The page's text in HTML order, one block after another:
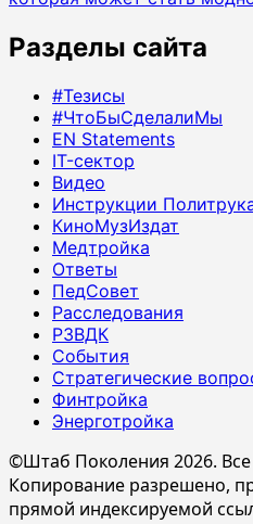
Разделы сайта
#Тезисы
#ЧтоБыСделалиМы
EN Statements
IT-сектор
Видео
Инструкции
КиноМузИздат
Медтройка
Ответы
ПедСовет
Расследования
РЗВДК
События
Стратегические
Финтройка
Энерготройка
©Штаб Поколения 2026.
Копирование разрешено,
прямой индексируемой